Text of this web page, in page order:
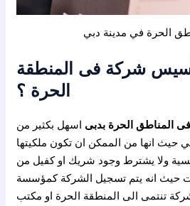
الحرة في مدينة دبي
شركة فى المنطقة
الحرة ؟
المناطق الحرة بدبى اسهل بكثير من
حيث انها من الممكن ان تكون ملكيتها
اى جنسية ولا يشترط وجود شريك او كفيل من
حيث انه يتم تسجيل الشركة كمؤسسة
تنتمى الى المنطقة الحرة او مكتب